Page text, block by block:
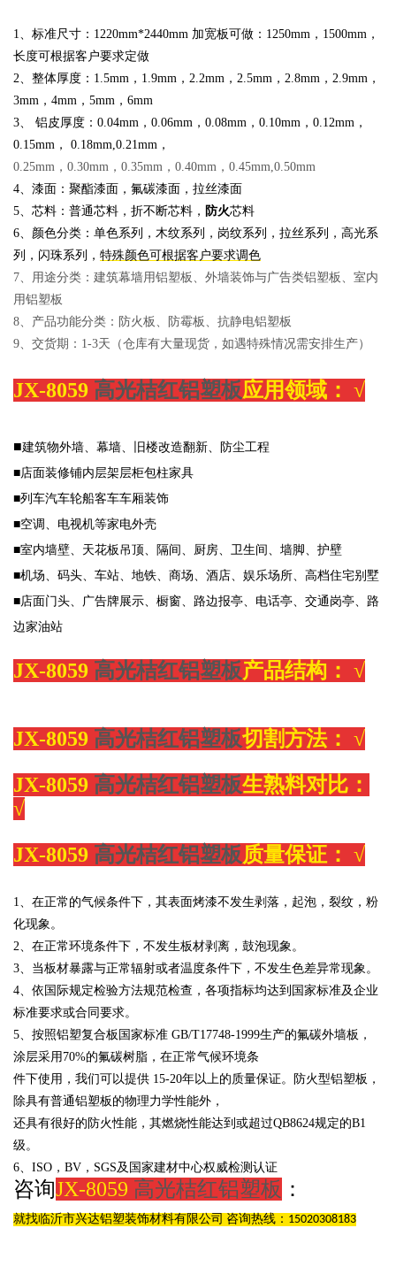
1、标准尺寸： 1220mm*2440mm 加宽板可做： 1250mm，1500mm，
长度可根据客户要求定做
2、整体厚度：1.5mm， 1.9mm，2.2mm，2.5mm，2.8mm，2.9mm，
3mm，4mm，5mm，6mm
3、 铝皮厚度： 0.04mm，0.06mm，0.08mm，0.10mm，0.12mm，
0.15mm， 0.18mm,0.21mm，
0.25mm，0.30mm，0.35mm，0.40mm，0.45mm,0.50mm
4、漆面：聚酯漆面，氟碳漆面，拉丝漆面
5、芯料：普通芯料，折不断芯料， 防火芯料
6、颜色分类：单色系列，木纹系列，岗纹系列，拉丝系列，高光系
列，闪珠系列， 特殊颜色可根据客户要求调色
7、用途分类：建筑幕墙用铝塑板、外墙装饰与广告类铝塑板、室内
用铝塑板
8、产品功能分类：防火板、防霉板、抗静电铝塑板
9、交货期：1-3天（仓库有大量现货，如遇特殊情况需安排生产）
JX-8059 高光桔红铝塑板应用领域： √
■建筑物外墙、幕墙、旧楼改造翻新、防尘工程
■店面装修铺内层架层柜包柱家具
■列车汽车轮船客车车厢装饰
■空调、电视机等家电外壳
■室内墙壁、天花板吊顶、隔间、厨房、卫生间、墙脚、护壁
■机场、码头、车站、地铁、商场、酒店、娱乐场所、高档住宅别墅
■店面门头、广告牌展示、橱窗、路边报亭、电话亭、交通岗亭、路
边家油站
JX-8059 高光桔红铝塑板产品结构： √
JX-8059 高光桔红铝塑板切割方法： √
JX-8059 高光桔红铝塑板生熟料对比：
√
JX-8059 高光桔红铝塑板质量保证： √
1、在正常的气候条件下，其表面烤漆不发生剥落，起泡，裂纹，粉
化现象。
2、在正常环境条件下，不发生板材剥离，鼓泡现象。
3、当板材暴露与正常辐射或者温度条件下，不发生色差异常现象。
4、依国际规定检验方法规范检查，各项指标均达到国家标准及企业
标准要求或合同要求。
5、按照铝塑复合板国家标准 GB/T17748-1999生产的氟碳外墙板，
涂层采用 70%的氟碳树脂，在正常气候环境条
件下使用，我们可以提供 15-20年以上的质量保证。防火型铝塑板，
除具有普通铝塑板的物理力学性能外，
还具有很好的防火性能，其燃烧性能达到或超过QB8624规定的B1
级。
6、 ISO，BV，SGS及国家建材中心权威检测认证
咨询JX-8059 高光桔红铝塑板 ：
就找临沂市兴达铝塑装饰材料有限公司 咨询热线：15020308183